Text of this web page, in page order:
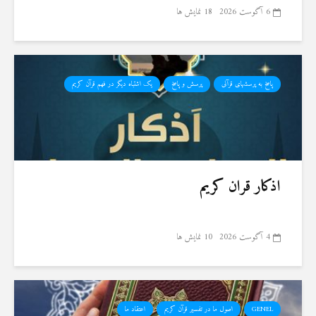
6 آگوست 2026 18 نمایش ها
پاسخ به پرسشهای قرآنی پرسش و پاسخ یک اشتباه دیگر در فهم قرآن کریم
اذکار قران کریم
4 آگوست 2026 10 نمایش ها
GENEL اصول ما در تفسیر قرآن کریم
اعتقاد ما